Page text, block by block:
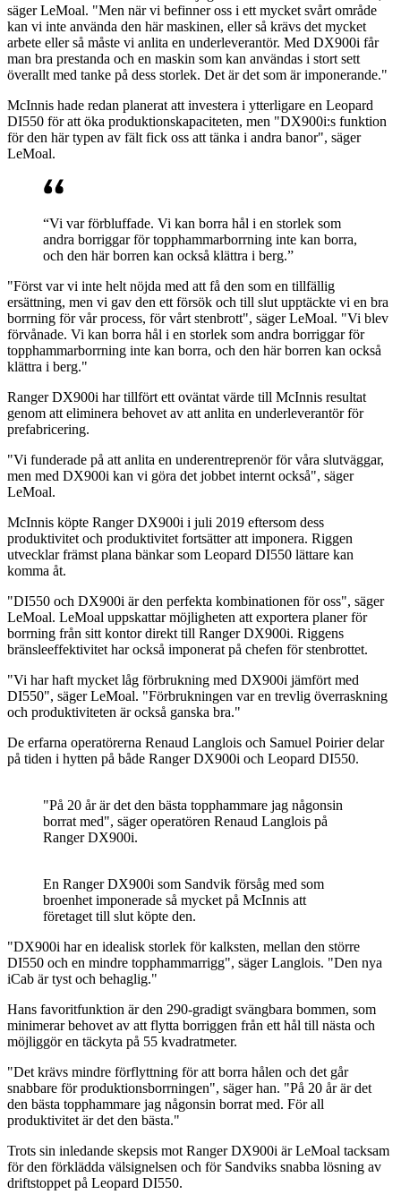
säger LeMoal. "Men när vi befinner oss i ett mycket svårt område
kan vi inte använda den här maskinen, eller så krävs det mycket
arbete eller så måste vi anlita en underleverantör. Med DX900i får
man bra prestanda och en maskin som kan användas i stort sett
överallt med tanke på dess storlek. Det är det som är imponerande."
McInnis hade redan planerat att investera i ytterligare en Leopard
DI550 för att öka produktionskapaciteten, men "DX900i:s funktion
för den här typen av fält fick oss att tänka i andra banor", säger
LeMoal.
“Vi var förbluffade. Vi kan borra hål i en storlek som
andra borriggar för topphammarborrning inte kan borra,
och den här borren kan också klättra i berg.”
"Först var vi inte helt nöjda med att få den som en tillfällig
ersättning, men vi gav den ett försök och till slut upptäckte vi en bra
borrning för vår process, för vårt stenbrott", säger LeMoal. "Vi blev
förvånade. Vi kan borra hål i en storlek som andra borriggar för
topphammarborrning inte kan borra, och den här borren kan också
klättra i berg."
Ranger DX900i har tillfört ett oväntat värde till McInnis resultat
genom att eliminera behovet av att anlita en underleverantör för
prefabricering.
"Vi funderade på att anlita en underentreprenör för våra slutväggar,
men med DX900i kan vi göra det jobbet internt också", säger
LeMoal.
McInnis köpte Ranger DX900i i juli 2019 eftersom dess
produktivitet och produktivitet fortsätter att imponera. Riggen
utvecklar främst plana bänkar som Leopard DI550 lättare kan
komma åt.
"DI550 och DX900i är den perfekta kombinationen för oss", säger
LeMoal. LeMoal uppskattar möjligheten att exportera planer för
borrning från sitt kontor direkt till Ranger DX900i. Riggens
bränsleeffektivitet har också imponerat på chefen för stenbrottet.
"Vi har haft mycket låg förbrukning med DX900i jämfört med
DI550", säger LeMoal. "Förbrukningen var en trevlig överraskning
och produktiviteten är också ganska bra."
De erfarna operatörerna Renaud Langlois och Samuel Poirier delar
på tiden i hytten på både Ranger DX900i och Leopard DI550.
"På 20 år är det den bästa topphammare jag någonsin
borrat med", säger operatören Renaud Langlois på
Ranger DX900i.
En Ranger DX900i som Sandvik försåg med som
broenhet imponerade så mycket på McInnis att
företaget till slut köpte den.
"DX900i har en idealisk storlek för kalksten, mellan den större
DI550 och en mindre topphammarrigg", säger Langlois. "Den nya
iCab är tyst och behaglig."
Hans favoritfunktion är den 290-gradigt svängbara bommen, som
minimerar behovet av att flytta borriggen från ett hål till nästa och
möjliggör en täckyta på 55 kvadratmeter.
"Det krävs mindre förflyttning för att borra hålen och det går
snabbare för produktionsborrningen", säger han. "På 20 år är det
den bästa topphammare jag någonsin borrat med. För all
produktivitet är det den bästa."
Trots sin inledande skepsis mot Ranger DX900i är LeMoal tacksam
för den förklädda välsignelsen och för Sandviks snabba lösning av
driftstoppet på Leopard DI550.